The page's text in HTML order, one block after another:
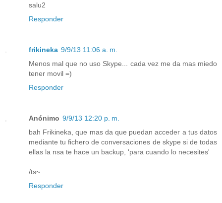
salu2
Responder
frikineka 9/9/13 11:06 a. m.
Menos mal que no uso Skype... cada vez me da mas miedo
tener movil =)
Responder
Anónimo 9/9/13 12:20 p. m.
bah Frikineka, que mas da que puedan acceder a tus datos
mediante tu fichero de conversaciones de skype si de todas
ellas la nsa te hace un backup, 'para cuando lo necesites'
/ts~
Responder